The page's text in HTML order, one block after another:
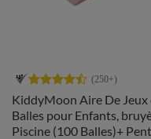
KiddyMoon Aire De Jeux
Balles pour Enfants,
Piscine (100 Balles)+